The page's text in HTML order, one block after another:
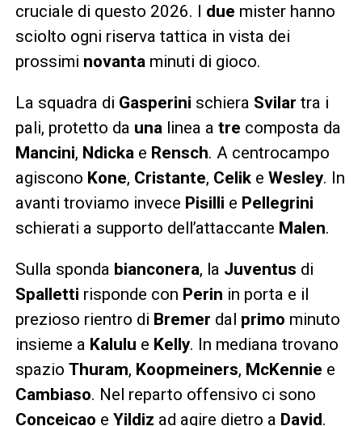
cruciale di questo 2026. I due mister hanno
sciolto ogni riserva tattica in vista dei
prossimi novanta minuti di gioco.
La squadra di Gasperini schiera Svilar tra i
pali, protetto da una linea a tre composta da
Mancini, Ndicka e Rensch. A centrocampo
agiscono Kone, Cristante, Celike Wesley. In
avanti troviamo invece Pisilli e Pellegrini
schierati a supporto dell’attaccante Malen.
Sulla sponda bianconera, la Juventus di
Spalletti risponde con Perin in porta e il
prezioso rientro di Bremer dal primo minuto
insieme a Kalulu e Kelly. In mediana trovano
spazio Thuram, Koopmeiners, McKennie e
Cambiaso. Nel reparto offensivo ci sono
Conceicao e Yildiz ad agire dietro a David.